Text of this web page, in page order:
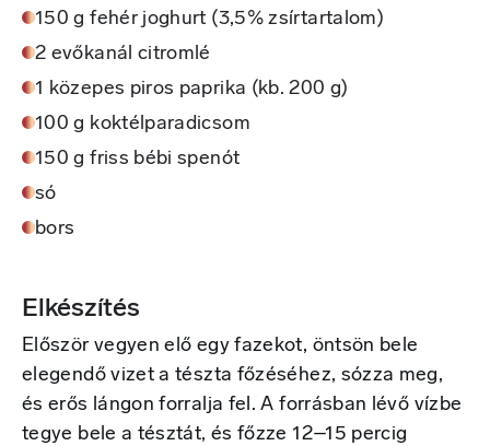
150 g fehér joghurt (3,5% zsírtartalom)
2 evőkanál citromlé
1 közepes piros paprika (kb. 200 g)
100 g koktélparadicsom
150 g friss bébi spenót
só
bors
Elkészítés
Először vegyen elő egy fazekot, öntsön bele
elegendő vizet a tészta főzéséhez, sózza meg,
és erős lángon forralja fel. A forrásban lévő vízbe
tegye bele a tésztát, és főzze 12–15 percig